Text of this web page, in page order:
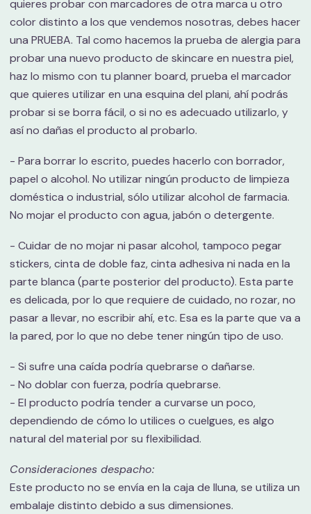
quieres probar con marcadores de otra marca u otro
color distinto a los que vendemos nosotras, debes hacer
una PRUEBA. Tal como hacemos la prueba de alergia para
probar una nuevo producto de skincare en nuestra piel,
haz lo mismo con tu planner board, prueba el marcador
que quieres utilizar en una esquina del plani, ahí podrás
probar si se borra fácil, o si no es adecuado utilizarlo, y
así no dañas el producto al probarlo.
- Para borrar lo escrito, puedes hacerlo con borrador,
papel o alcohol. No utilizar ningún producto de limpieza
doméstica o industrial, sólo utilizar alcohol de farmacia.
No mojar el producto con agua, jabón o detergente.
- Cuidar de no mojar ni pasar alcohol, tampoco pegar
stickers, cinta de doble faz, cinta adhesiva ni nada en la
parte blanca (parte posterior del producto). Esta parte
es delicada, por lo que requiere de cuidado, no rozar, no
pasar a llevar, no escribir ahí, etc. Esa es la parte que va a
la pared, por lo que no debe tener ningún tipo de uso.
- Si sufre una caída podría quebrarse o dañarse.
- No doblar con fuerza, podría quebrarse.
- El producto podría tender a curvarse un poco,
dependiendo de cómo lo utilices o cuelgues, es algo
natural del material por su flexibilidad.
Consideraciones despacho:
Este producto no se envía en la caja de lluna, se utiliza un
embalaje distinto debido a sus dimensiones.